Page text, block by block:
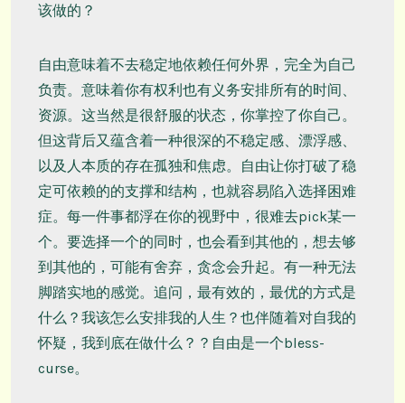
该做的？
自由意味着不去稳定地依赖任何外界，完全为自己
负责。意味着你有权利也有义务安排所有的时间、
资源。这当然是很舒服的状态，你掌控了你自己。
但这背后又蕴含着一种很深的不稳定感、漂浮感、
以及人本质的存在孤独和焦虑。自由让你打破了稳
定可依赖的的支撑和结构，也就容易陷入选择困难
症。每一件事都浮在你的视野中，很难去pick某一
个。要选择一个的同时，也会看到其他的，想去够
到其他的，可能有舍弃，贪念会升起。有一种无法
脚踏实地的感觉。追问，最有效的，最优的方式是
什么？我该怎么安排我的人生？也伴随着对自我的
怀疑，我到底在做什么？？自由是一个bless-
curse。